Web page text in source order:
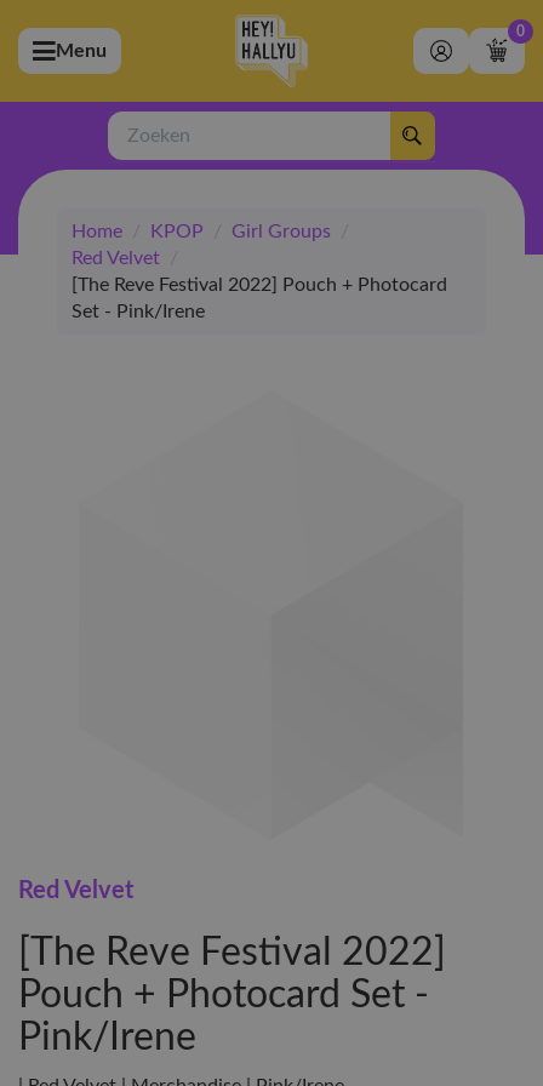
(Artiesten)
(Merchandise)
(Exclusive)
(Winkel)
Menu
0
Zoeken
Home / KPOP / Girl Groups
/
Red Velvet
/
[The Reve Festival 2022] Pouch + Photocard
Set - Pink/Irene
Red Velvet
[The Reve Festival 2022]
Pouch + Photocard Set -
Pink/Irene